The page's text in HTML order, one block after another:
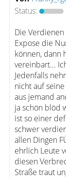
Status:
Die
Expose die
können, dann
vereinbart...
Jedenfalls
nicht auf
aus jemand
ja schön blöd
ist so einer
schwer
allen Dingen
ehrlich Leute
diesen
Straße traut